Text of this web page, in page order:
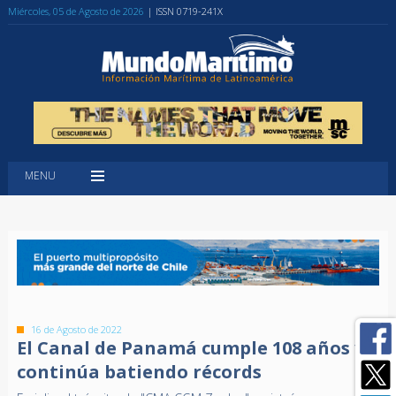
Miércoles, 05 de Agosto de 2026 | ISSN 0719-241X
MENU
16 de Agosto de 2022
El Canal de Panamá cumple 108 años y
continúa batiendo récords